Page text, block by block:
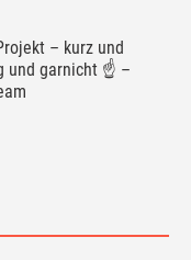
– kurz und
und garnicht ☝ –